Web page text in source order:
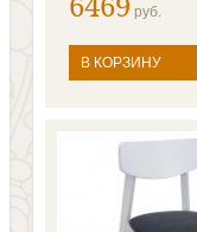
руб.
В КОРЗИНУ